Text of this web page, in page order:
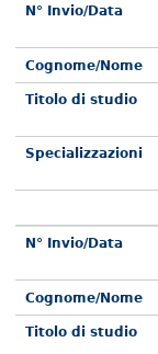
N° Invio/Data
Cognome/Nome
Titolo di studio
Specializzazioni
N° Invio/Data
Cognome/Nome
Titolo di studio